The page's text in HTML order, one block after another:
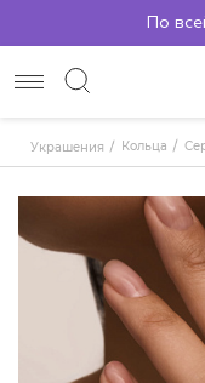
По
Украшения Кольца